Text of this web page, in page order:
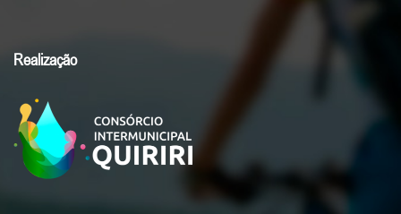
Realização